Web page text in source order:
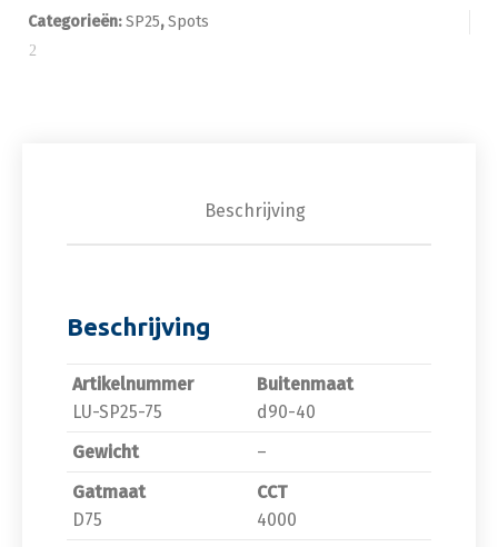
Categorieën:SP25,Spots
Beschrijving
Beschrijving
Artikelnummer
LU-SP25-75
Buitenmaat
d90-40
Gewicht
–
Gatmaat
D75
CCT
4000